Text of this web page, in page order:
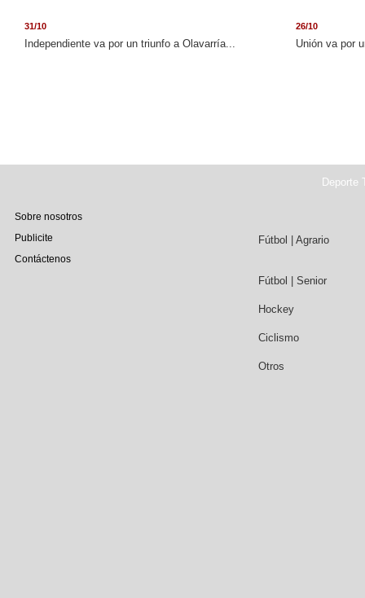
31/10
Independiente va por un triunfo a Olavarría...
26/10
Unión va por
Deporte
Sobre nosotros
Publicite
Contáctenos
Fútbol | Agrario
Fútbol | Senior
Hockey
Ciclismo
Otros